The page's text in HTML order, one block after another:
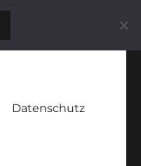
Datenschutz